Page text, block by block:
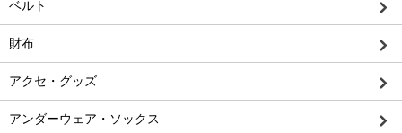
ベルト
財布
アクセ・グッズ
アンダーウェア・ソックス